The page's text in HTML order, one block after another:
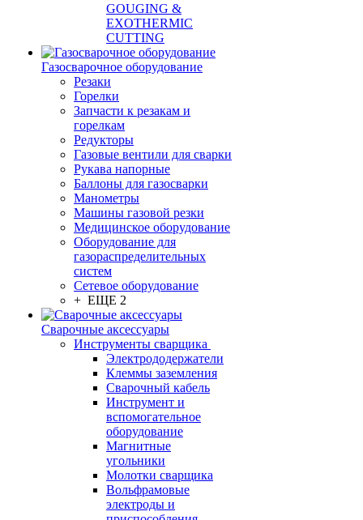
GOUGING &
EXOTHERMIC
CUTTING
Газосварочное оборудование
Резаки
Горелки
Запчасти к резакам и
горелкам
Редукторы
Газовые вентили для сварки
Рукава напорные
Баллоны для газосварки
Манометры
Машины газовой резки
Медицинское оборудование
Оборудование для
газораспределительных
систем
Сетевое оборудование
+ ЕЩЕ 2
Сварочные аксессуары
Инструменты сварщика
Электрододержатели
Клеммы заземления
Сварочный кабель
Инструмент и
вспомогательное
оборудование
Магнитные
угольники
Молотки сварщика
Вольфрамовые
электроды и